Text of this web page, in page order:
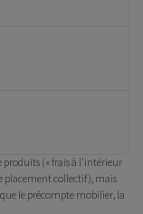
produits (« frais à l'intérieur
placement collectif), mais
que le précompte mobilier, la